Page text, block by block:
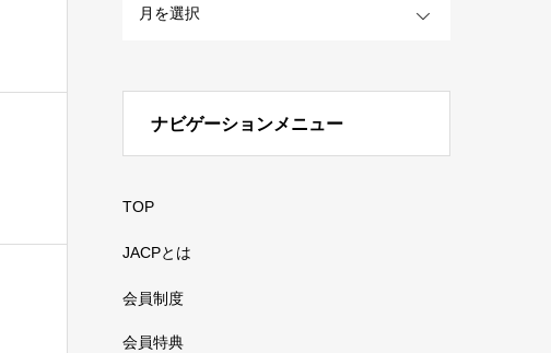
ナビゲーションメニュー
TOP
JACPとは
会員制度
会員特典